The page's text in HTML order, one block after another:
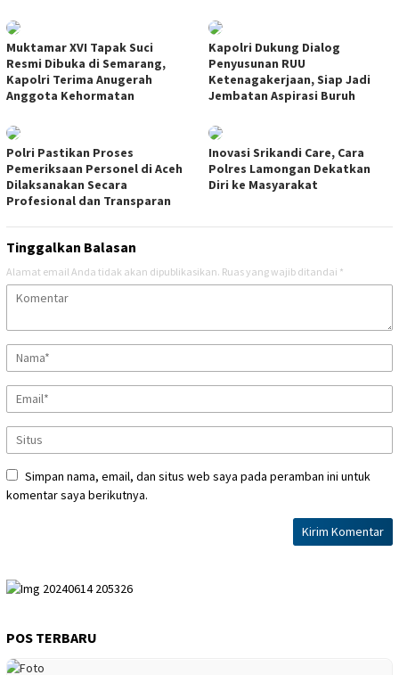
Muktamar XVI Tapak Suci
Resmi Dibuka di Semarang,
Kapolri Terima Anugerah
Anggota Kehormatan
Kapolri Dukung Dialog
Penyusunan RUU
Ketenagakerjaan, Siap Jadi
Jembatan Aspirasi Buruh
Polri Pastikan Proses
Pemeriksaan Personel di Aceh
Dilaksanakan Secara
Profesional dan Transparan
Inovasi Srikandi Care, Cara
Polres Lamongan Dekatkan
Diri ke Masyarakat
Tinggalkan Balasan
Alamat email Anda tidak akan dipublikasikan. Ruas yang wajib ditandai *
Simpan nama, email, dan situs web saya pada peramban ini untuk
komentar saya berikutnya.
POS TERBARU